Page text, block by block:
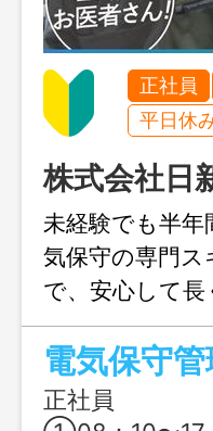
正社員
平日休
株式会社日
未経験でも半
気保守の専門
で、安心して長
電気保守
正社員